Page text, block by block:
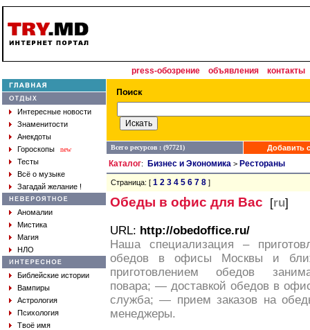
press-обозрение объявления контакты
Интересные новости
Знаменитости
Анекдоты
Гороскопы
new
Тесты
Всё о музыке
Загадай желание !
Аномалии
Мистика
Магия
НЛО
Библейские истории
Вампиры
Астрология
Психология
Твоё имя
Всего ресурсов : (97721) Добавить
Каталог: Бизнес и Экономика > Рестораны
Страница: [ 1 2 3 4 5 6 7 8 ]
Обеды в офис для Вас [ru]
URL: http://obedoffice.ru/
Наша специализация –
обедов в офисы Москвы и
приготовлением обедов
повара; — доставкой обедов в
служба; — прием заказов на
менеджеры.